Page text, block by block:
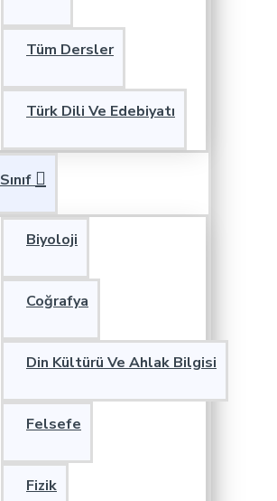
Tüm Dersler
Türk Dili Ve Edebiyatı
Biyoloji
Coğrafya
Din Kültürü Ve Ahlak Bilgisi
Felsefe
Fizik